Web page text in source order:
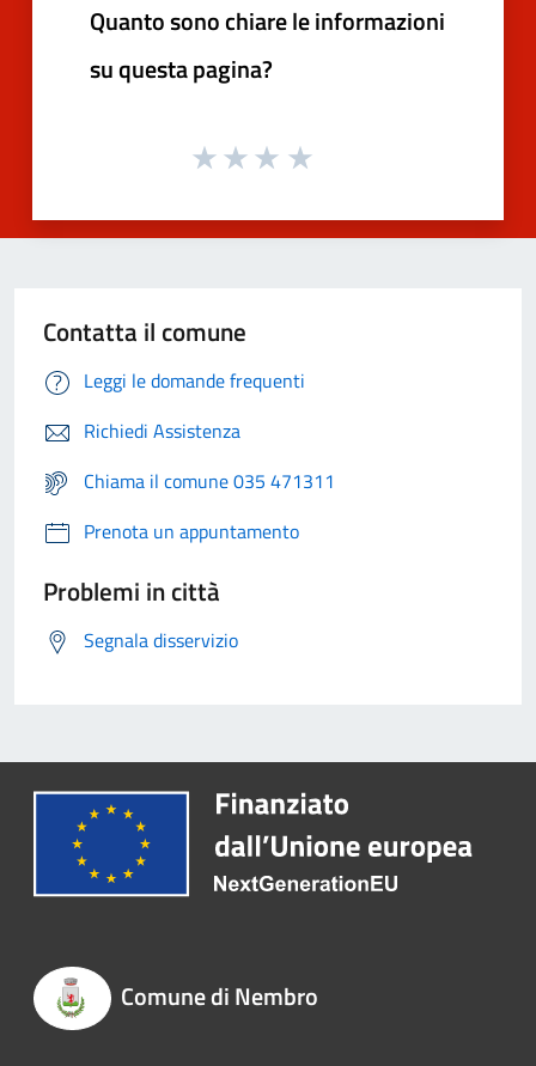
Quanto sono chiare le informazioni
su questa pagina?
Contatta il comune
Leggi le domande frequenti
Richiedi Assistenza
Chiama il comune 035 471311
Prenota un appuntamento
Problemi in città
Segnala disservizio
Comune di Nembro